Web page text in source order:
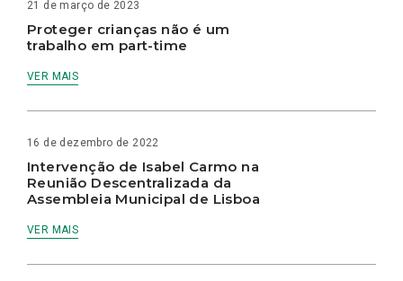
21 de março de 2023
Proteger crianças não é um
trabalho em part-time
VER MAIS
16 de dezembro de 2022
Intervenção de Isabel Carmo na
Reunião Descentralizada da
Assembleia Municipal de Lisboa
VER MAIS